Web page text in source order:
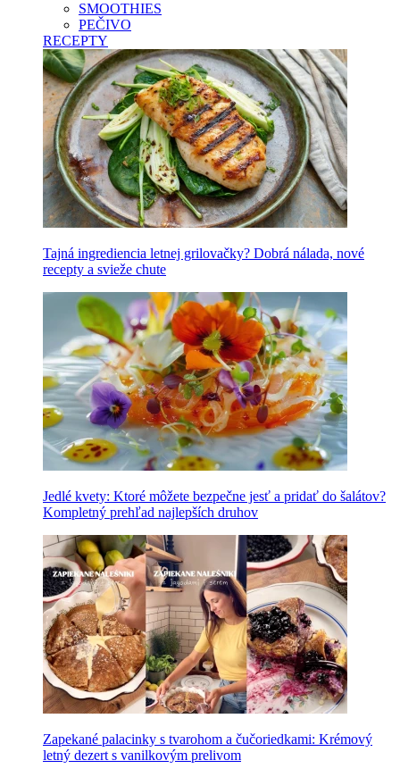
SMOOTHIES
PEČIVO
RECEPTY
Tajná ingrediencia letnej grilovačky? Dobrá nálada, nové
recepty a svieže chute
Jedlé kvety: Ktoré môžete bezpečne jesť a pridať do šalátov?
Kompletný prehľad najlepších druhov
Zapekané palacinky s tvarohom a čučoriedkami: Krémový
letný dezert s vanilkovým prelivom